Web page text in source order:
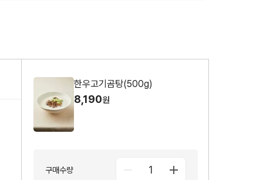
한우고기곰탕(500g)
8,190원
구매수량 1